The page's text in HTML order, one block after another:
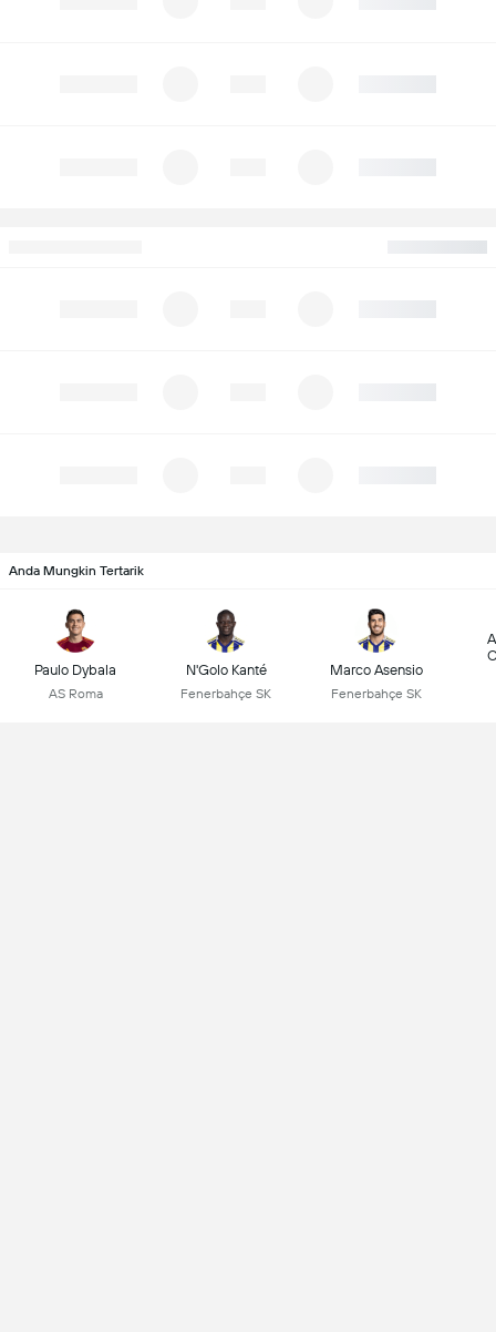
Anda Mungkin Tertarik
Paulo Dybala
AS Roma
N'Golo Kanté
Fenerbahçe SK
Marco Asensio
Fenerbahçe SK